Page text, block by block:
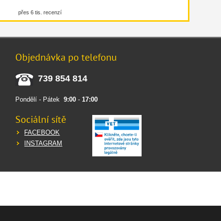
přes 6 tis. recenzí
Objednávka po telefonu
739 854 814
Pondělí - Pátek9:00 -17:00
Sociální sítě
FACEBOOK
INSTAGRAM